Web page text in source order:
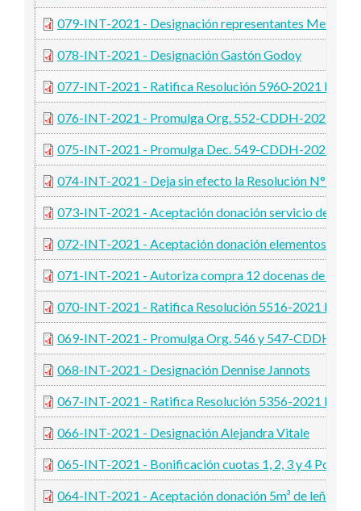
079-INT-2021 - Designación representantes Mesa
078-INT-2021 - Designación Gastón Godoy
077-INT-2021 - Ratifica Resolución 5960-2021 MS
076-INT-2021 - Promulga Org. 552-CDDH-2021
075-INT-2021 - Promulga Dec. 549-CDDH-2021 y
074-INT-2021 - Deja sin efecto la Resolución N°
073-INT-2021 - Aceptación donación servicio de
072-INT-2021 - Aceptación donación elementos de
071-INT-2021 - Autoriza compra 12 docenas de
070-INT-2021 - Ratifica Resolución 5516-2021 MS
069-INT-2021 - Promulga Org. 546 y 547-CDDH-
068-INT-2021 - Designación Dennise Jannots
067-INT-2021 - Ratifica Resolución 5356-2021 MS
066-INT-2021 - Designación Alejandra Vitale
065-INT-2021 - Bonificación cuotas 1, 2, 3 y 4
064-INT-2021 - Aceptación donación 5m³ de leña